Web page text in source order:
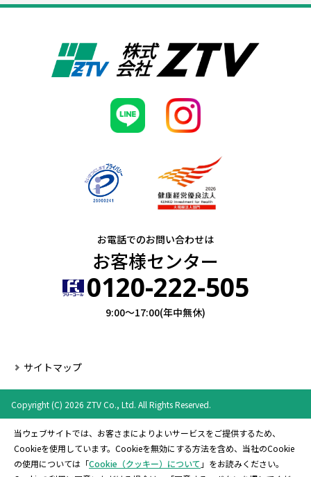
お電話でのお問い合わせは
お客様センター
0120-222-505
9:00～17:00(年中無休)
サイトマップ
Copyright (C) 2026 ZTV Co., Ltd. All Rights Reserved.
当ウェブサイトでは、お客さまによりよいサービスをご提供するため、
Cookieを使用しています。Cookieを無効にする方法を含め、当社のCookie
の使用については「Cookie（クッキー）について 」をお読みください。